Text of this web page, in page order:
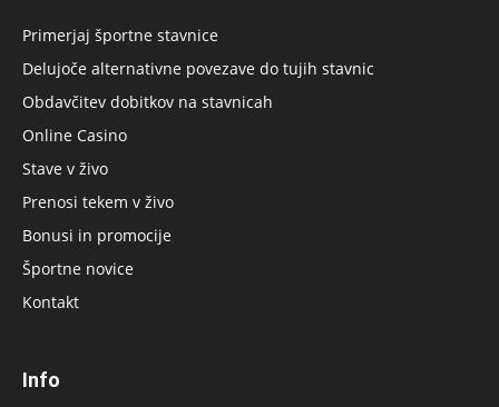
Primerjaj športne stavnice
Delujoče alternativne povezave do tujih stavnic
Obdavčitev dobitkov na stavnicah
Online Casino
Stave v živo
Prenosi tekem v živo
Bonusi in promocije
Športne novice
Kontakt
Info